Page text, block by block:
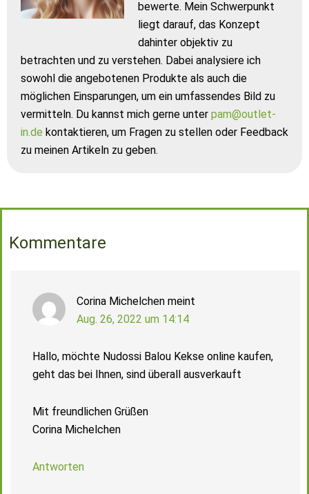
bewerte. Mein Schwerpunkt
liegt darauf, das Konzept
dahinter objektiv zu
betrachten und zu verstehen. Dabei analysiere ich
sowohl die angebotenen Produkte als auch die
möglichen Einsparungen, um ein umfassendes Bild zu
vermitteln. Du kannst mich gerne unter pam@outlet-
in.de kontaktieren, um Fragen zu stellen oder Feedback
zu meinen Artikeln zu geben.
Kommentare
Corina Michelchen meint
Aug. 26, 2022 um 14:14
Hallo, möchte Nudossi Balou Kekse online kaufen,
geht das bei Ihnen, sind überall ausverkauft
Mit freundlichen Grüßen
Corina Michelchen
Antworten